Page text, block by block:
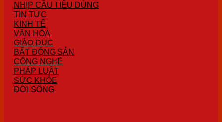
NHỊP CẦU TIÊU DÙNG
TIN TỨC
KINH TẾ
VĂN HÓA
GIÁO DỤC
BẤT ĐỘNG SẢN
CÔNG NGHỆ
PHÁP LUẬT
SỨC KHỎE
ĐỜI SỐNG